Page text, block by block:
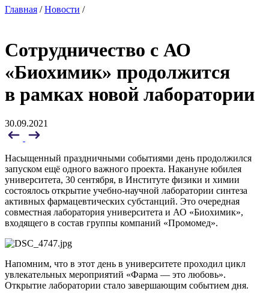
Главная /Новости /
Сотрудничество с АО
«Биохимик» продолжится
в рамках новой лаборатории
30.09.2021
Насыщенный праздничными событиями день продолжился
запуском ещё одного важного проекта. Накануне юбилея
университета, 30 сентября, в Институте физики и химии
состоялось открытие учебно-научной лаборатории синтеза
активных фармацевтических субстанций. Это очередная
совместная лаборатория университета и АО «Биохимик»,
входящего в состав группы компаний «Промомед».
Напомним, что в этот день в университете проходил цикл
увлекательных мероприятий «Фарма — это любовь».
Открытие лаборатории стало завершающим событием дня.